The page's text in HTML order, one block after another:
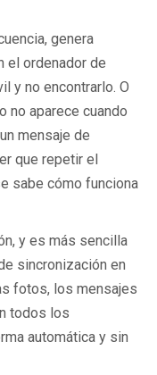
genera
el ordenador de
y no encontrarlo. O
no aparece cuando
mensaje de
que repetir el
sabe cómo funciona
y es más sencilla
sincronización en
fotos, los mensajes
todos los
automática y sin